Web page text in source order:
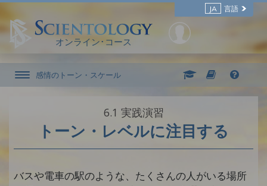
JA 言語
オンライン･コース
感情のトーン・スケール
6.‎1 実践演習
トーン・レベルに注目する
バスや電車の駅のような、たくさんの人がいる場所